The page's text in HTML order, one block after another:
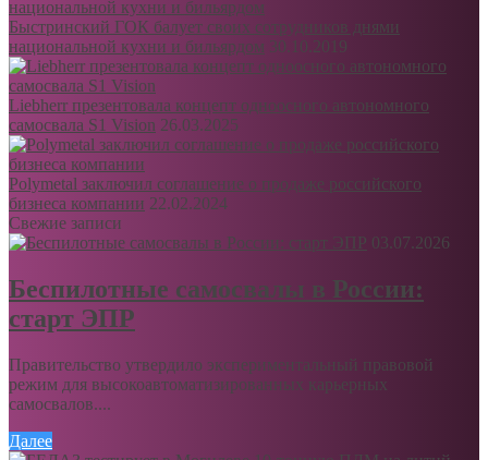
Быстринский ГОК балует своих сотрудников днями
национальной кухни и бильярдом 30.10.2019
Liebherr презентовала концепт одноосного автономного
самосвала S1 Vision 26.03.2025
Polymetal заключил соглашение о продаже российского
бизнеса компании 22.02.2024
Свежие записи
03.07.2026
Беспилотные самосвалы в России:
старт ЭПР
Правительство утвердило экспериментальный правовой
режим для высокоавтоматизированных карьерных
самосвалов....
Далее